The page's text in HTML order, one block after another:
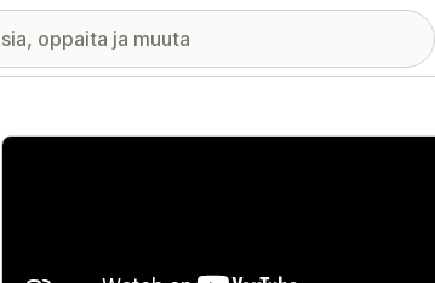
Esittelykuvagalleria